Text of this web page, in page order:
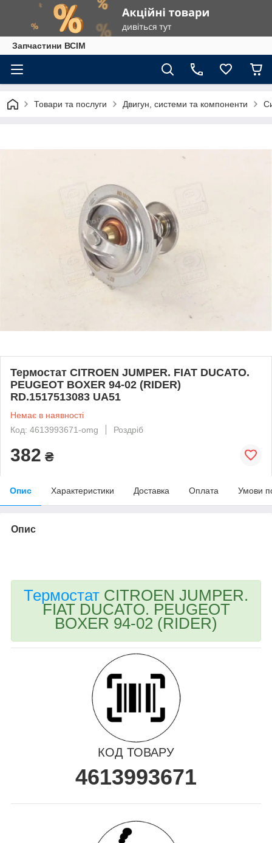
Запчастини ВСІМ
Товари та послуги Двигун, системи та компоненти
Термостат CITROEN JUMPER. FIAT DUCATO.
PEUGEOT BOXER 94-02 (RIDER)
RD.1517513083 UA51
Немає в наявності
Код: 4613993671-omg
Роздріб
382 ₴
Опис Характеристики Доставка Оплата Умови
Опис
Термостат CITROEN JUMPER.
FIAT DUCATO. PEUGEOT
BOXER 94-02 (RIDER)
КОД ТОВАРУ
4613993671